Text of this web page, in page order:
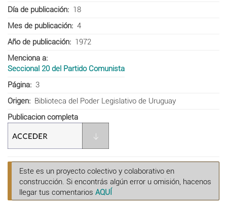
Día de publicación
18
Mes de publicación
4
Año de publicación
1972
Menciona a
Seccional 20 del Partido Comunista
Página
3
Origen
Biblioteca del Poder Legislativo de Uruguay
Publicacion completa
Este es un proyecto colectivo y colaborativo en
construcción. Si encontrás algún error u omisión, hacenos
llegar tus comentarios AQUÍ